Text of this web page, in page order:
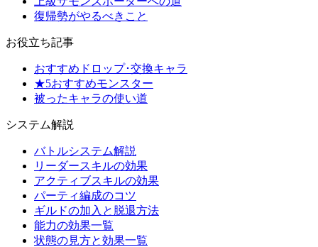
復帰勢がやるべきこと
お役立ち記事
おすすめドロップ･交換キャラ
★5おすすめモンスター
被ったキャラの使い道
システム解説
バトルシステム解説
リーダースキルの効果
アクティブスキルの効果
パーティ編成のコツ
ギルドの加入と脱退方法
能力の効果一覧
状態の見方と効果一覧